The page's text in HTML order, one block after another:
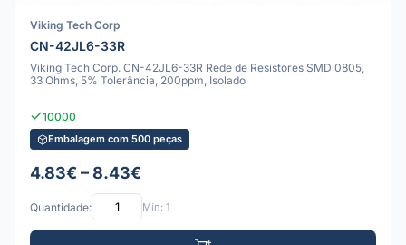
Viking Tech Corp
CN-42JL6-33R
Viking Tech Corp. CN-42JL6-33R Rede de Resistores SMD 0805,
33 Ohms, 5% Tolerância, 200ppm, Isolado
10000
Embalagem com 500 peças
4.83€ – 8.43€
Quantidade: Mín: 1